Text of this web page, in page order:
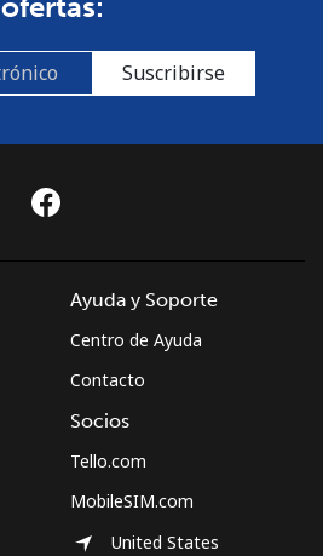
Suscribirse
Ayuda y Soporte
Centro de Ayuda
Contacto
Socios
Tello.com
MobileSIM.com
United States